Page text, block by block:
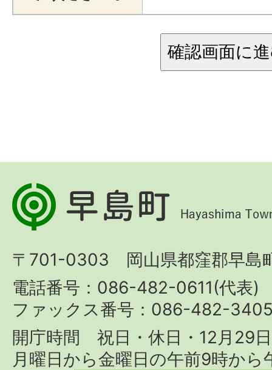
早
島
Hayashima
Town
〒701-0303 岡山県都窪郡早島
電話番号：086-482-0611(代表)
ファックス番号：086-482-
開庁時間 祝日・休日・12月29
月曜日から金曜日の午前9時か